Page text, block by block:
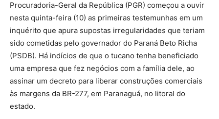
Procuradoria-Geral da República (PGR) começou a ouvir
nesta quinta-feira (10) as primeiras testemunhas em um
inquérito que apura supostas irregularidades que teriam
sido cometidas pelo governador do Paraná Beto Richa
(PSDB). Há indícios de que o tucano tenha beneficiado
uma empresa que fez negócios com a família dele, ao
assinar um decreto para liberar construções comerciais
às margens da BR-277, em Paranaguá, no litoral do
estado.